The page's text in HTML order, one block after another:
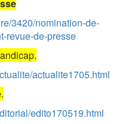
3420/nomination-de-
revue-de-presse
actualite1705.html
edito170519.html